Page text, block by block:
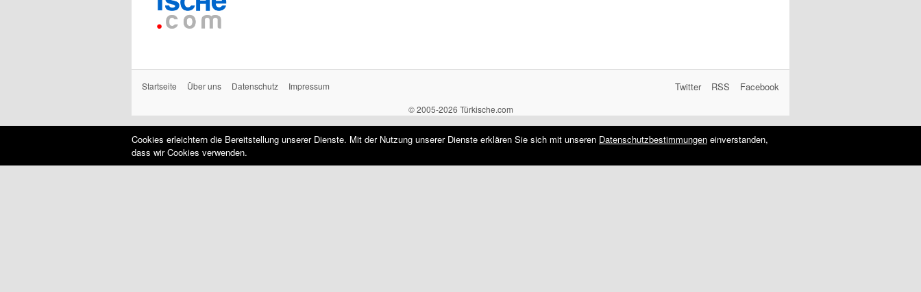
Startseite Über uns Datenschutz Impressum Facebook
RSS
Twitter
© 2005-2026 Türkische.com
Cookies erleichtern die Bereitstellung unserer Dienste. Mit der Nutzung unserer Dienste erklären Sie sich mit unseren Datenschutzbestimmungen einverstanden,
dass wir Cookies verwenden.